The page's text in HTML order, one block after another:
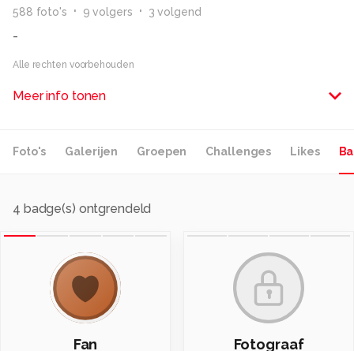
588 foto's 9 volgers 3 volgend
-
Alle rechten voorbehouden
Meer info tonen
Foto's Galerijen Groepen Challenges Likes
4 badge(s) ontgrendeld
Fan Fotograaf